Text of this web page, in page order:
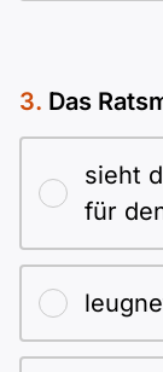
Das
sieht
für